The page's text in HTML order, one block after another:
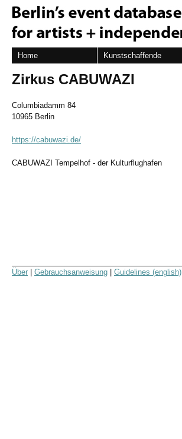
Home Kunstschaffende
Zirkus CABUWAZI
Columbiadamm 84
10965 Berlin
https://cabuwazi.de/
CABUWAZI Tempelhof - der Kulturflughafen
Über Gebrauchsanweisung Guidelines (english)